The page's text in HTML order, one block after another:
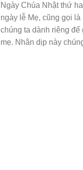
Ngày Chúa Nhật thứ
ngày lễ Mẹ, cũng gọi
chúng ta dành riêng
mẹ. Nhân dịp này